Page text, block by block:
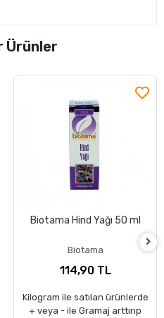
Ürünler
Biotama Hind Yağı 50 ml
Biotama
114,90 TL
Kilogram ile satılan ürünlerde
+ veya - ile Gramaj arttırıp